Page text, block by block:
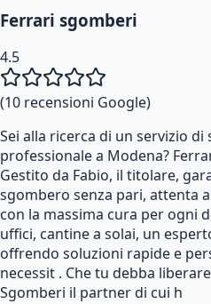
Ferrari sgomberi
4.5
(10 recensioni Google)
Sei alla ricerca di un servizio
professionale a Modena?
Gestito da Fabio, il titolare,
sgombero senza pari, attenta
con la massima cura per ogni
uffici, cantine a solai, un
offrendo soluzioni rapide e
necessit . Che tu debba
Sgomberi il partner di cui h